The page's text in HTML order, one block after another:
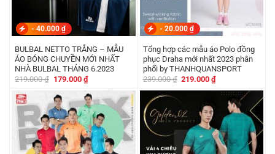
- 40.000 ₫
BULBAL NETTO TRẮNG – MẪU
ÁO BÓNG CHUYỀN MỚI NHẤT
NHÀ BULBAL THÁNG 6.2023
219.000₫ Giá
là:
219.000 ₫.
179.000 ₫Giá
hiện
tại
là:
179.000 ₫.
- 20.000 ₫
Tổng hợp các mẫu áo Polo đồng
phục Draha mới nhất 2023 phân
phối by THANHQUANSPORT
239.000₫ Giá
là:
219.000₫Giá
tại
219.000 ₫.